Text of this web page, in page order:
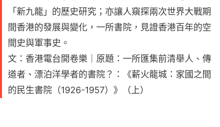
「新九龍」的歷史研究；亦讓人窺探兩次世界大戰期
間香港的發展與變化，一所書院，見證香港百年的空
間史與軍事史。
文：香港電台開卷樂｜原題：一所匯集前清舉人、傳
道者、漂泊洋學者的書院？：《薪火龍城：家國之間
的民生書院（1926-1957）》（上）